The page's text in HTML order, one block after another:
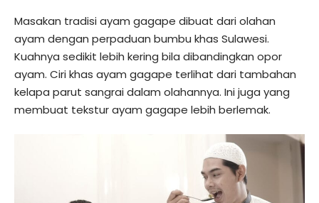
Masakan tradisi ayam gagape dibuat dari olahan
ayam dengan perpaduan bumbu khas Sulawesi.
Kuahnya sedikit lebih kering bila dibandingkan opor
ayam. Ciri khas ayam gagape terlihat dari tambahan
kelapa parut sangrai dalam olahannya. Ini juga yang
membuat tekstur ayam gagape lebih berlemak.